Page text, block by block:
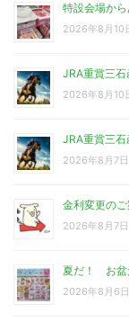
特設会場か
2026年8月10
JRA重賞三
2026年8月10
JRA重賞三
2026年8月7日
金利変更のご
2026年8月7日
夏だ！ お盆
2026年8月6日